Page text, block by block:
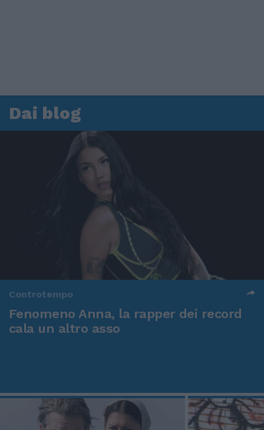
Dai blog
Controtempo
Fenomeno Anna, la rapper dei record
cala un altro asso